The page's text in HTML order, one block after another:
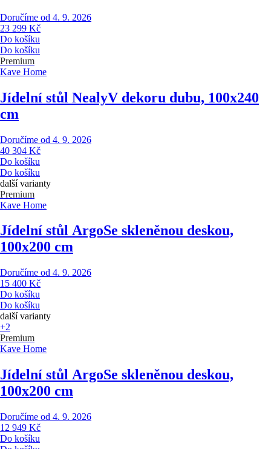
Doručíme od 4. 9. 2026
23 299 Kč
Do košíku
Do košíku
Premium
Kave Home
Jídelní stůl NealyV dekoru dubu, 100x240
cm
Doručíme od 4. 9. 2026
40 304 Kč
Do košíku
Do košíku
další varianty
Premium
Kave Home
Jídelní stůl ArgoSe skleněnou deskou,
100x200 cm
Doručíme od 4. 9. 2026
15 400 Kč
Do košíku
Do košíku
další varianty
+2
Premium
Kave Home
Jídelní stůl ArgoSe skleněnou deskou,
100x200 cm
Doručíme od 4. 9. 2026
12 949 Kč
Do košíku